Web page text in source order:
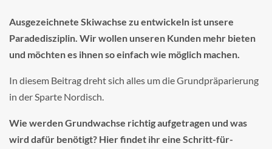
Ausgezeichnete Skiwachse zu entwickeln ist unsere
Paradedisziplin. Wir wollen unseren Kunden mehr bieten
und möchten es ihnen so einfach wie möglich machen.
In diesem Beitrag dreht sich alles um die Grundpräparierung
in der Sparte Nordisch.
Wie werden Grundwachse richtig aufgetragen und was
wird dafür benötigt? Hier findet ihr eine Schritt-für-